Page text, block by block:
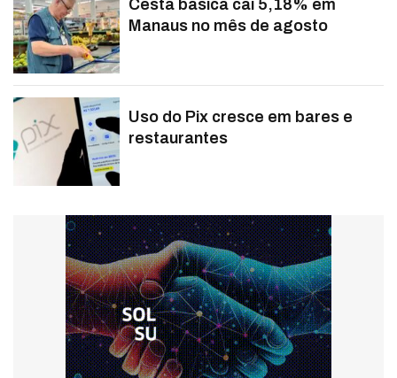
Cesta básica cai 5,18% em
Manaus no mês de agosto
Uso do Pix cresce em bares e
restaurantes